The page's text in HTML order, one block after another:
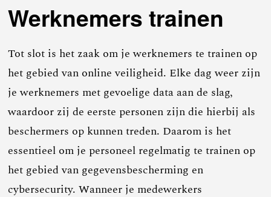
Werknemers trainen
Tot slot is het zaak om je werknemers te trainen op
het gebied van online veiligheid. Elke dag weer zijn
je werknemers met gevoelige data aan de slag,
waardoor zij de eerste personen zijn die hierbij als
beschermers op kunnen treden. Daarom is het
essentieel om je personeel regelmatig te trainen op
het gebied van gegevensbescherming en
cybersecurity. Wanneer je medewerkers